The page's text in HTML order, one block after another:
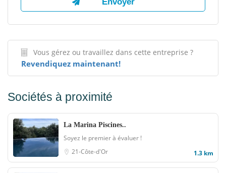
Vous gérez ou travaillez dans cette entreprise ?
Revendiquez maintenant!
Sociétés à proximité
La Marina Piscines..
Soyez le premier à évaluer !
21-Côte-d'Or
1.3 km